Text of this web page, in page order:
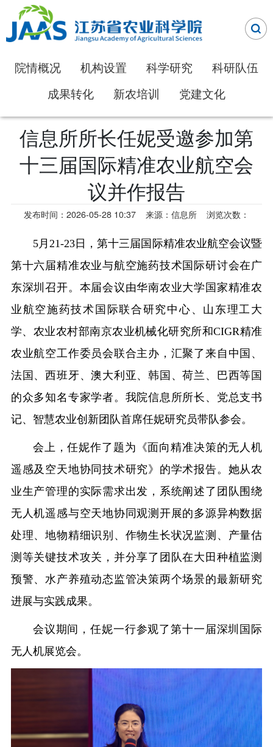
院情概况 机构设置 科学研究
科研队伍
成果转化
新农培训 党建文化
信息所所长任妮受邀参加第
十三届国际精准农业航空会
议并作报告
发布时间：2026-05-28 10:37 来源：信息所 浏览次数：
5月21-23日，第十三届国际精准农业航空会议暨
第十六届精准农业与航空施药技术国际研讨会在广
东深圳召开。本届会议由华南农业大学国家精准农
业航空施药技术国际联合研究中心、山东理工大
学、农业农村部南京农业机械化研究所和CIGR精准
农业航空工作委员会联合主办，汇聚了来自中国、
法国、西班牙、澳大利亚、韩国、荷兰、巴西等国
的众多知名专家学者。我院信息所所长、党总支书
记、智慧农业创新团队首席任妮研究员带队参会。
会上，任妮作了题为《面向精准决策的无人机
遥感及空天地协同技术研究》的学术报告。她从农
业生产管理的实际需求出发，系统阐述了团队围绕
无人机遥感与空天地协同观测开展的多源异构数据
处理、地物精细识别、作物生长状况监测、产量估
测等关键技术攻关，并分享了团队在大田种植监测
预警、水产养殖动态监管决策两个场景的最新研究
进展与实践成果。
会议期间，任妮一行参观了第十一届深圳国际
无人机展览会。